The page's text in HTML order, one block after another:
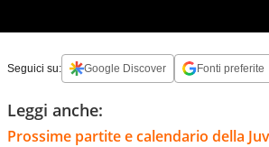
Seguici su: Google Discover Fonti preferite
Leggi anche:
Prossime partite e calendario della